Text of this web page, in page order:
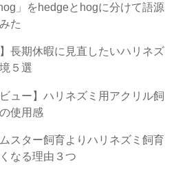
」をhedgeとhogに分けて語源
た
】長期休暇に見直したいハリネズ
５選
ビュー】ハリネズミ用アクリル飼
使用感
スター飼育よりハリネズミ飼育
なる理由３つ